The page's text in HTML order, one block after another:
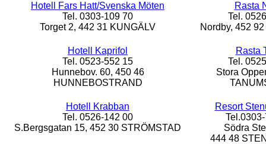
Hotell Fars Hatt/Svenska Möten
Tel. 0303-109 70
Torget 2, 442 31 KUNGÄLV
Rasta
Tel.
Nordby, 452
Hotell Kaprifol
Tel. 0523-552 15
Hunnebov. 60, 450 46
HUNNEBOSTRAND
Rasta
Tel.
Stora
Hotell Krabban
Tel. 0526-142 00
S.Bergsgatan 15, 452 30 STRÖMSTAD
Resort
Södra
444 48